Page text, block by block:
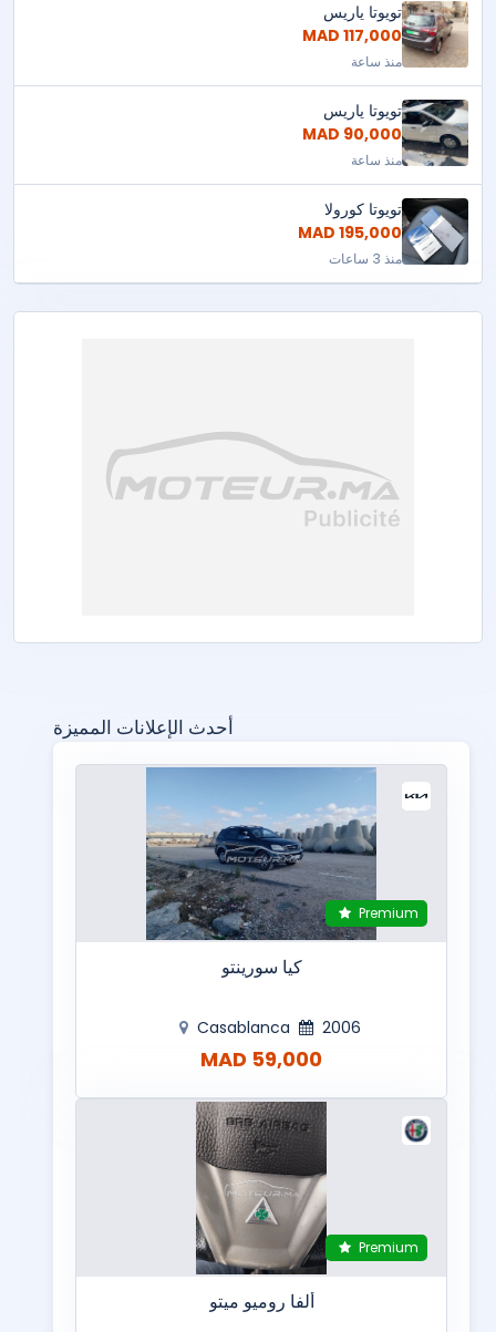
تويوتا ياريس
117,000 MAD
منذ ساعة
تويوتا ياريس
90,000 MAD
منذ ساعة
تويوتا كورولا
195,000 MAD
منذ 3 ساعات
أحدث الإعلانات المميزة
Premium
كيا سورينتو
Casablanca 2006
59,000 MAD
Premium
ألفا روميو ميتو